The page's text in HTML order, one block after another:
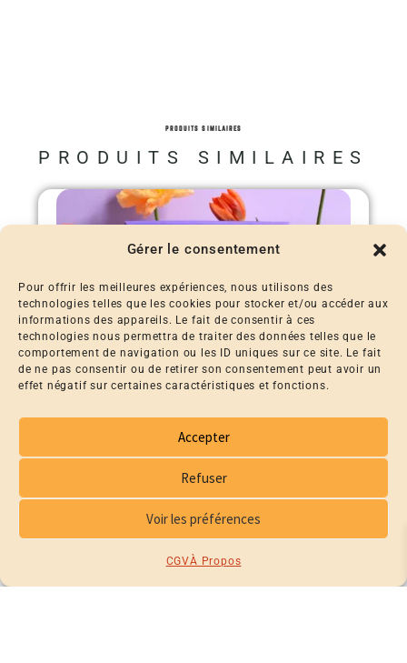
Gérer le consentement
Pour offrir les meilleures expériences, nous utilisons des
technologies telles que les cookies pour stocker et/ou accéder aux
informations des appareils. Le fait de consentir à ces
technologies nous permettra de traiter des données telles que le
comportement de navigation ou les ID uniques sur ce site. Le fait
de ne pas consentir ou de retirer son consentement peut avoir un
effet négatif sur certaines caractéristiques et fonctions.
Accepter
Refuser
Voir les préférences
CGVÀ Propos
PRODUITS SIMILAIRES
PRODUITS SIMILAIRES
25,00€
CHOIX DES OPTIONS